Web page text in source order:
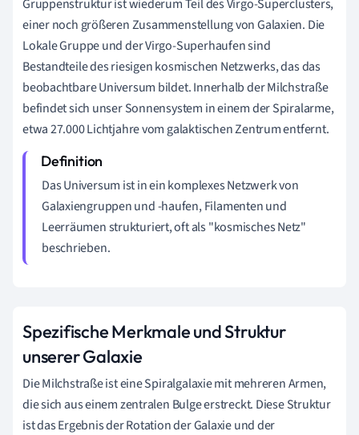
Gruppenstruktur ist wiederum Teil des Virgo-Superclusters,
einer noch größeren Zusammenstellung von Galaxien. Die
Lokale Gruppe und der Virgo-Superhaufen sind
Bestandteile des riesigen kosmischen Netzwerks, das das
beobachtbare Universum bildet. Innerhalb der Milchstraße
befindet sich unser Sonnensystem in einem der Spiralarme,
etwa 27.000 Lichtjahre vom galaktischen Zentrum entfernt.
Das Universum ist in ein komplexes Netzwerk von
Galaxiengruppen und -haufen, Filamenten und
Leerräumen strukturiert, oft als "kosmisches Netz"
beschrieben.
Spezifische Merkmale und Struktur
unserer Galaxie
Die Milchstraße ist eine Spiralgalaxie mit mehreren Armen,
die sich aus einem zentralen Bulge erstreckt. Diese Struktur
ist das Ergebnis der Rotation der Galaxie und der